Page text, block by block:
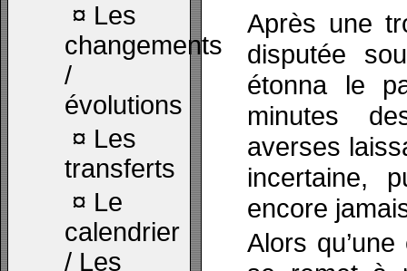
¤ Les
changements
/
évolutions
¤ Les
transferts
¤ Le
calendrier
/ Les
Après une
disputée
étonna le
minutes
averses
incertaine,
encore
Alors